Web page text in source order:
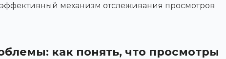
механизм отслеживания просмотров
как понять, что просмотры